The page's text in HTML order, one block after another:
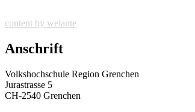
content by welante
Anschrift
Volkshochschule Region Grenchen
Jurastrasse 5
CH-2540 Grenchen